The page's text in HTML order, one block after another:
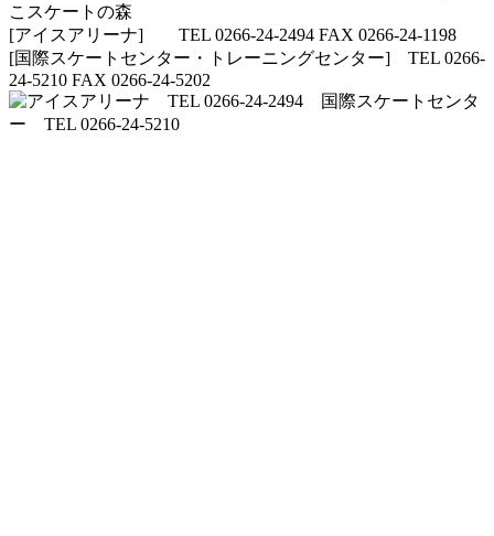
こスケートの森
[アイスアリーナ] TEL 0266-24-2494 FAX 0266-24-1198
[国際スケートセンター・トレーニングセンター] TEL 0266-
24-5210 FAX 0266-24-5202